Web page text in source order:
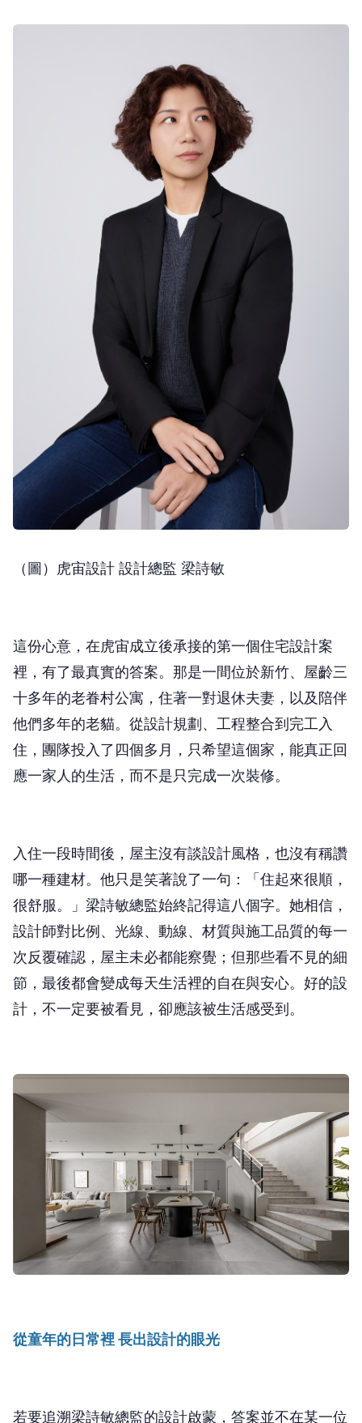
裡，有了最真實的答案。那是一間位於新竹、屋齡三
十多年的老眷村公寓，住著一對退休夫妻，以及陪伴
他們多年的老貓。從設計規劃、工程整合到完工入
住，團隊投入了四個多月，只希望這個家，能真正回
應一家人的生活，而不是只完成一次裝修。
哪一種建材。他只是笑著說了一句：「住起來很順，
很舒服。」梁詩敏總監始終記得這八個字。她相信，
設計師對比例、光線、動線、材質與施工品質的每一
次反覆確認，屋主未必都能察覺；但那些看不見的細
節，最後都會變成每天生活裡的自在與安心。好的設
計，不一定要被看見，卻應該被生活感受到。
設計大師，也不是哪一本設計書，而是童年那些細碎